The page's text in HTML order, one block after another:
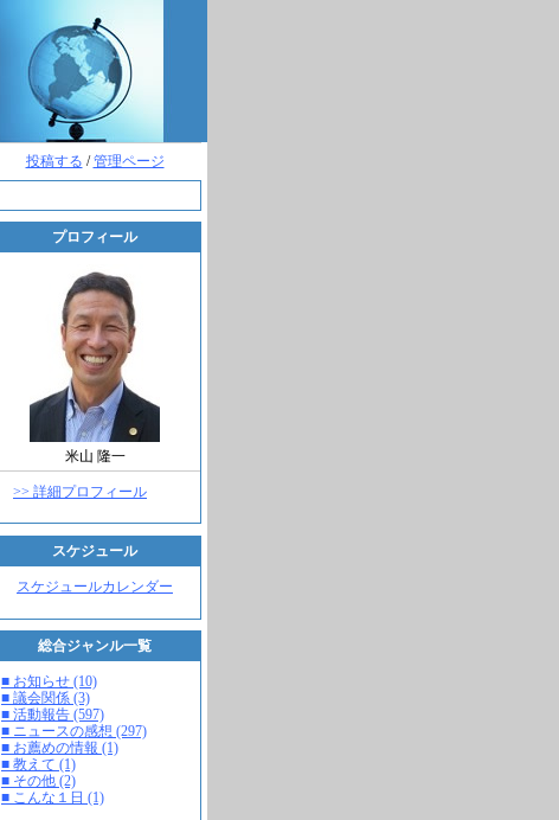
投稿する /管理ページ
プロフィール
米山 隆一
>> 詳細プロフィール
スケジュール
スケジュールカレンダー
総合ジャンル一覧
■ お知らせ (10)
■ 議会関係 (3)
■ 活動報告 (597)
■ ニュースの感想 (297)
■ お薦めの情報 (1)
■ 教えて (1)
■ その他 (2)
■ こんな１日 (1)